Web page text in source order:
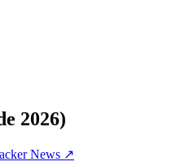
2026)
News ↗